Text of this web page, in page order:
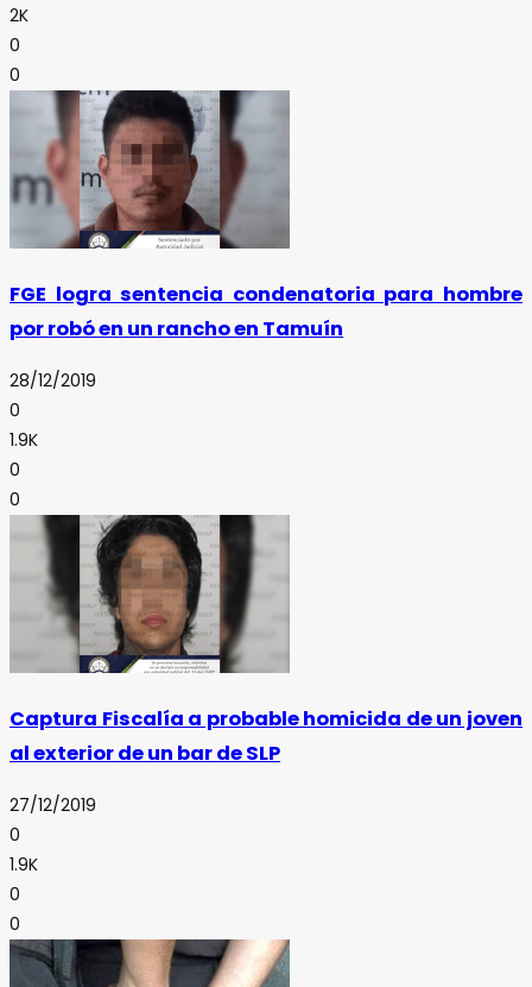
2K
0
0
FGE logra sentencia condenatoria para hombre
por robó en un rancho en Tamuín
28/12/2019
0
1.9K
0
0
Captura Fiscalía a probable homicida de un joven
al exterior de un bar de SLP
27/12/2019
0
1.9K
0
0